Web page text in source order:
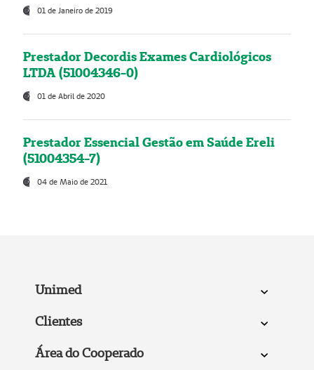
01 de Janeiro de 2019
Prestador Decordis Exames Cardiológicos
LTDA (51004346-0)
01 de Abril de 2020
Prestador Essencial Gestão em Saúde Ereli
(51004354-7)
04 de Maio de 2021
Unimed
Clientes
Área do Cooperado